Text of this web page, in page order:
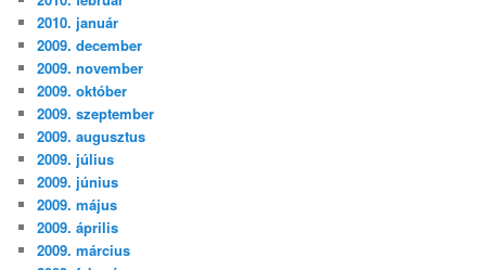
2010. január
2009. december
2009. november
2009. október
2009. szeptember
2009. augusztus
2009. július
2009. június
2009. május
2009. április
2009. március